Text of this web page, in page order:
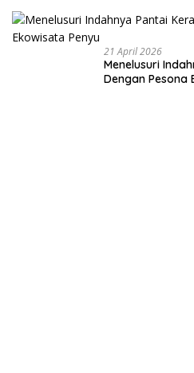
21 April 2026
Menelusuri
Dengan Pesona